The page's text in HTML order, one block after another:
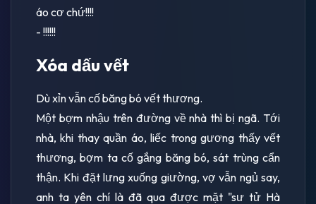
áo cơ chứ!!!!
- !!!!!!
Xóa dấu vết
Dù xỉn vẫn cố băng bó vết thương.
Một bợm nhậu trên đường về nhà thì bị ngã. Tới
nhà, khi thay quần áo, liếc trong gương thấy vết
thương, bợm ta cố gắng băng bó, sát trùng cẩn
thận. Khi đặt lưng xuống giường, vợ vẫn ngủ say,
anh ta yên chí là đã qua được mặt "sư tử Hà